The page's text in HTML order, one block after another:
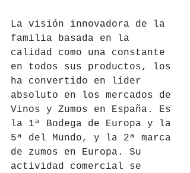
La visión innovadora de la
familia basada en la
calidad como una constante
en todos sus productos, los
ha convertido en líder
absoluto en los mercados de
Vinos y Zumos en España. Es
la 1ª Bodega de Europa y la
5ª del Mundo, y la 2ª marca
de zumos en Europa. Su
actividad comercial se